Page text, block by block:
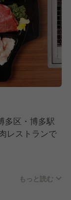
多区・博多駅
レストランで
年3月に福岡初
もっと読む